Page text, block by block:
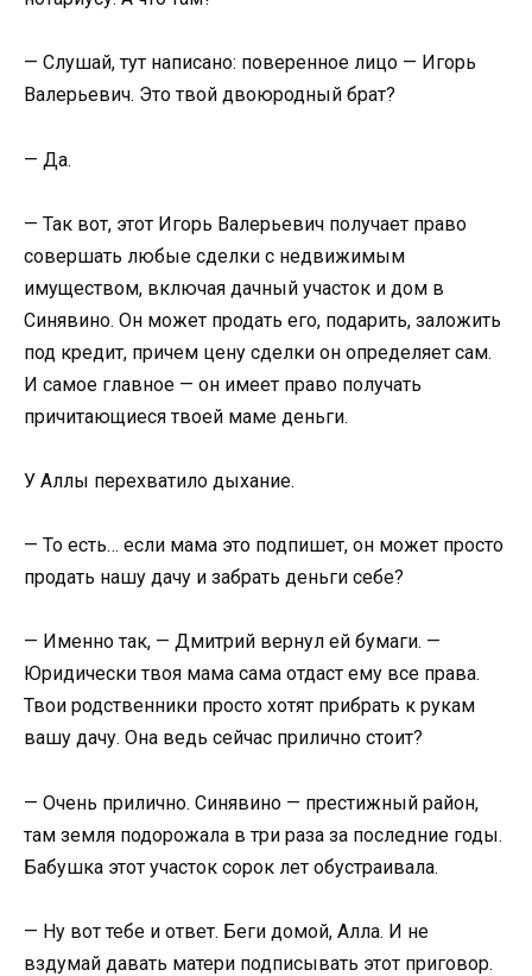
— Слушай, тут написано: поверенное лицо — Игорь
Валерьевич. Это твой двоюродный брат?
— Да.
— Так вот, этот Игорь Валерьевич получает право
совершать любые сделки с недвижимым
имуществом, включая дачный участок и дом в
Синявино. Он может продать его, подарить, заложить
под кредит, причем цену сделки он определяет сам.
И самое главное — он имеет право получать
причитающиеся твоей маме деньги.
У Аллы перехватило дыхание.
— То есть… если мама это подпишет, он может просто
продать нашу дачу и забрать деньги себе?
— Именно так, — Дмитрий вернул ей бумаги. —
Юридически твоя мама сама отдаст ему все права.
Твои родственники просто хотят прибрать к рукам
вашу дачу. Она ведь сейчас прилично стоит?
— Очень прилично. Синявино — престижный район,
там земля подорожала в три раза за последние годы.
Бабушка этот участок сорок лет обустраивала.
— Ну вот тебе и ответ. Беги домой, Алла. И не
вздумай давать матери подписывать этот приговор.